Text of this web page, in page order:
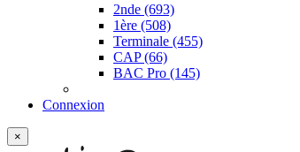
2nde (693)
1ère (508)
Terminale (455)
CAP(66)
BAC Pro (145)
Connexion
×